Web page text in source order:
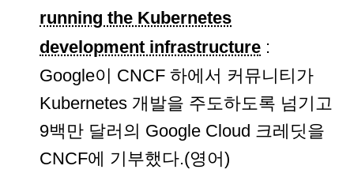
running the Kubernetes
development infrastructure :
Google이 CNCF 하에서 커뮤니티가
Kubernetes 개발을 주도하도록 넘기고
9백만 달러의 Google Cloud 크레딧을
CNCF에 기부했다.(영어)